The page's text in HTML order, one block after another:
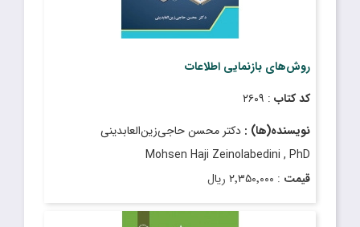
روش‌های بازنمایی اطلاعات
کد کتاب : ۲۶۰۹
نویسنده(ها) : دکتر محسن حاجی‌زین‌العابدینی
Mohsen Haji Zeinolabedini , PhD
قیمت : ۲٬۳۵۰٬۰۰۰ ریال
: دی ۱۴۰۳